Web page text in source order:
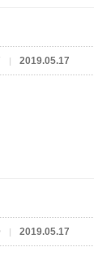
| 2019.05.17
| 2019.05.17